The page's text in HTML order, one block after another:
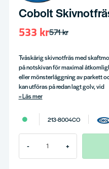
Cobolt
571 kr
533 kr
Tvåskärig skivnotfräs med
på notskivan för maximal
eller mönsterläggning av parkett
kan utföras på redan lagt golv, vid
Läs mer
213-8004CO
- +